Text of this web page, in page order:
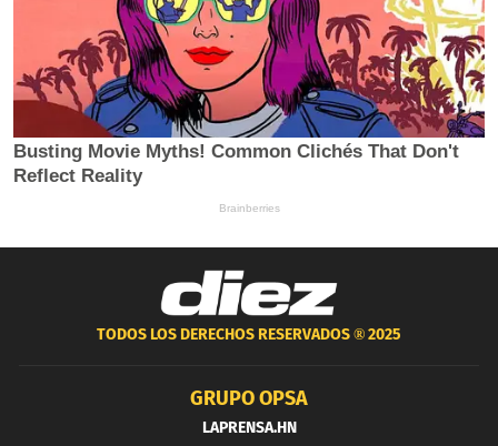
TODOS LOS DERECHOS RESERVADOS ®2025
GRUPO OPSA
LAPRENSA.HN